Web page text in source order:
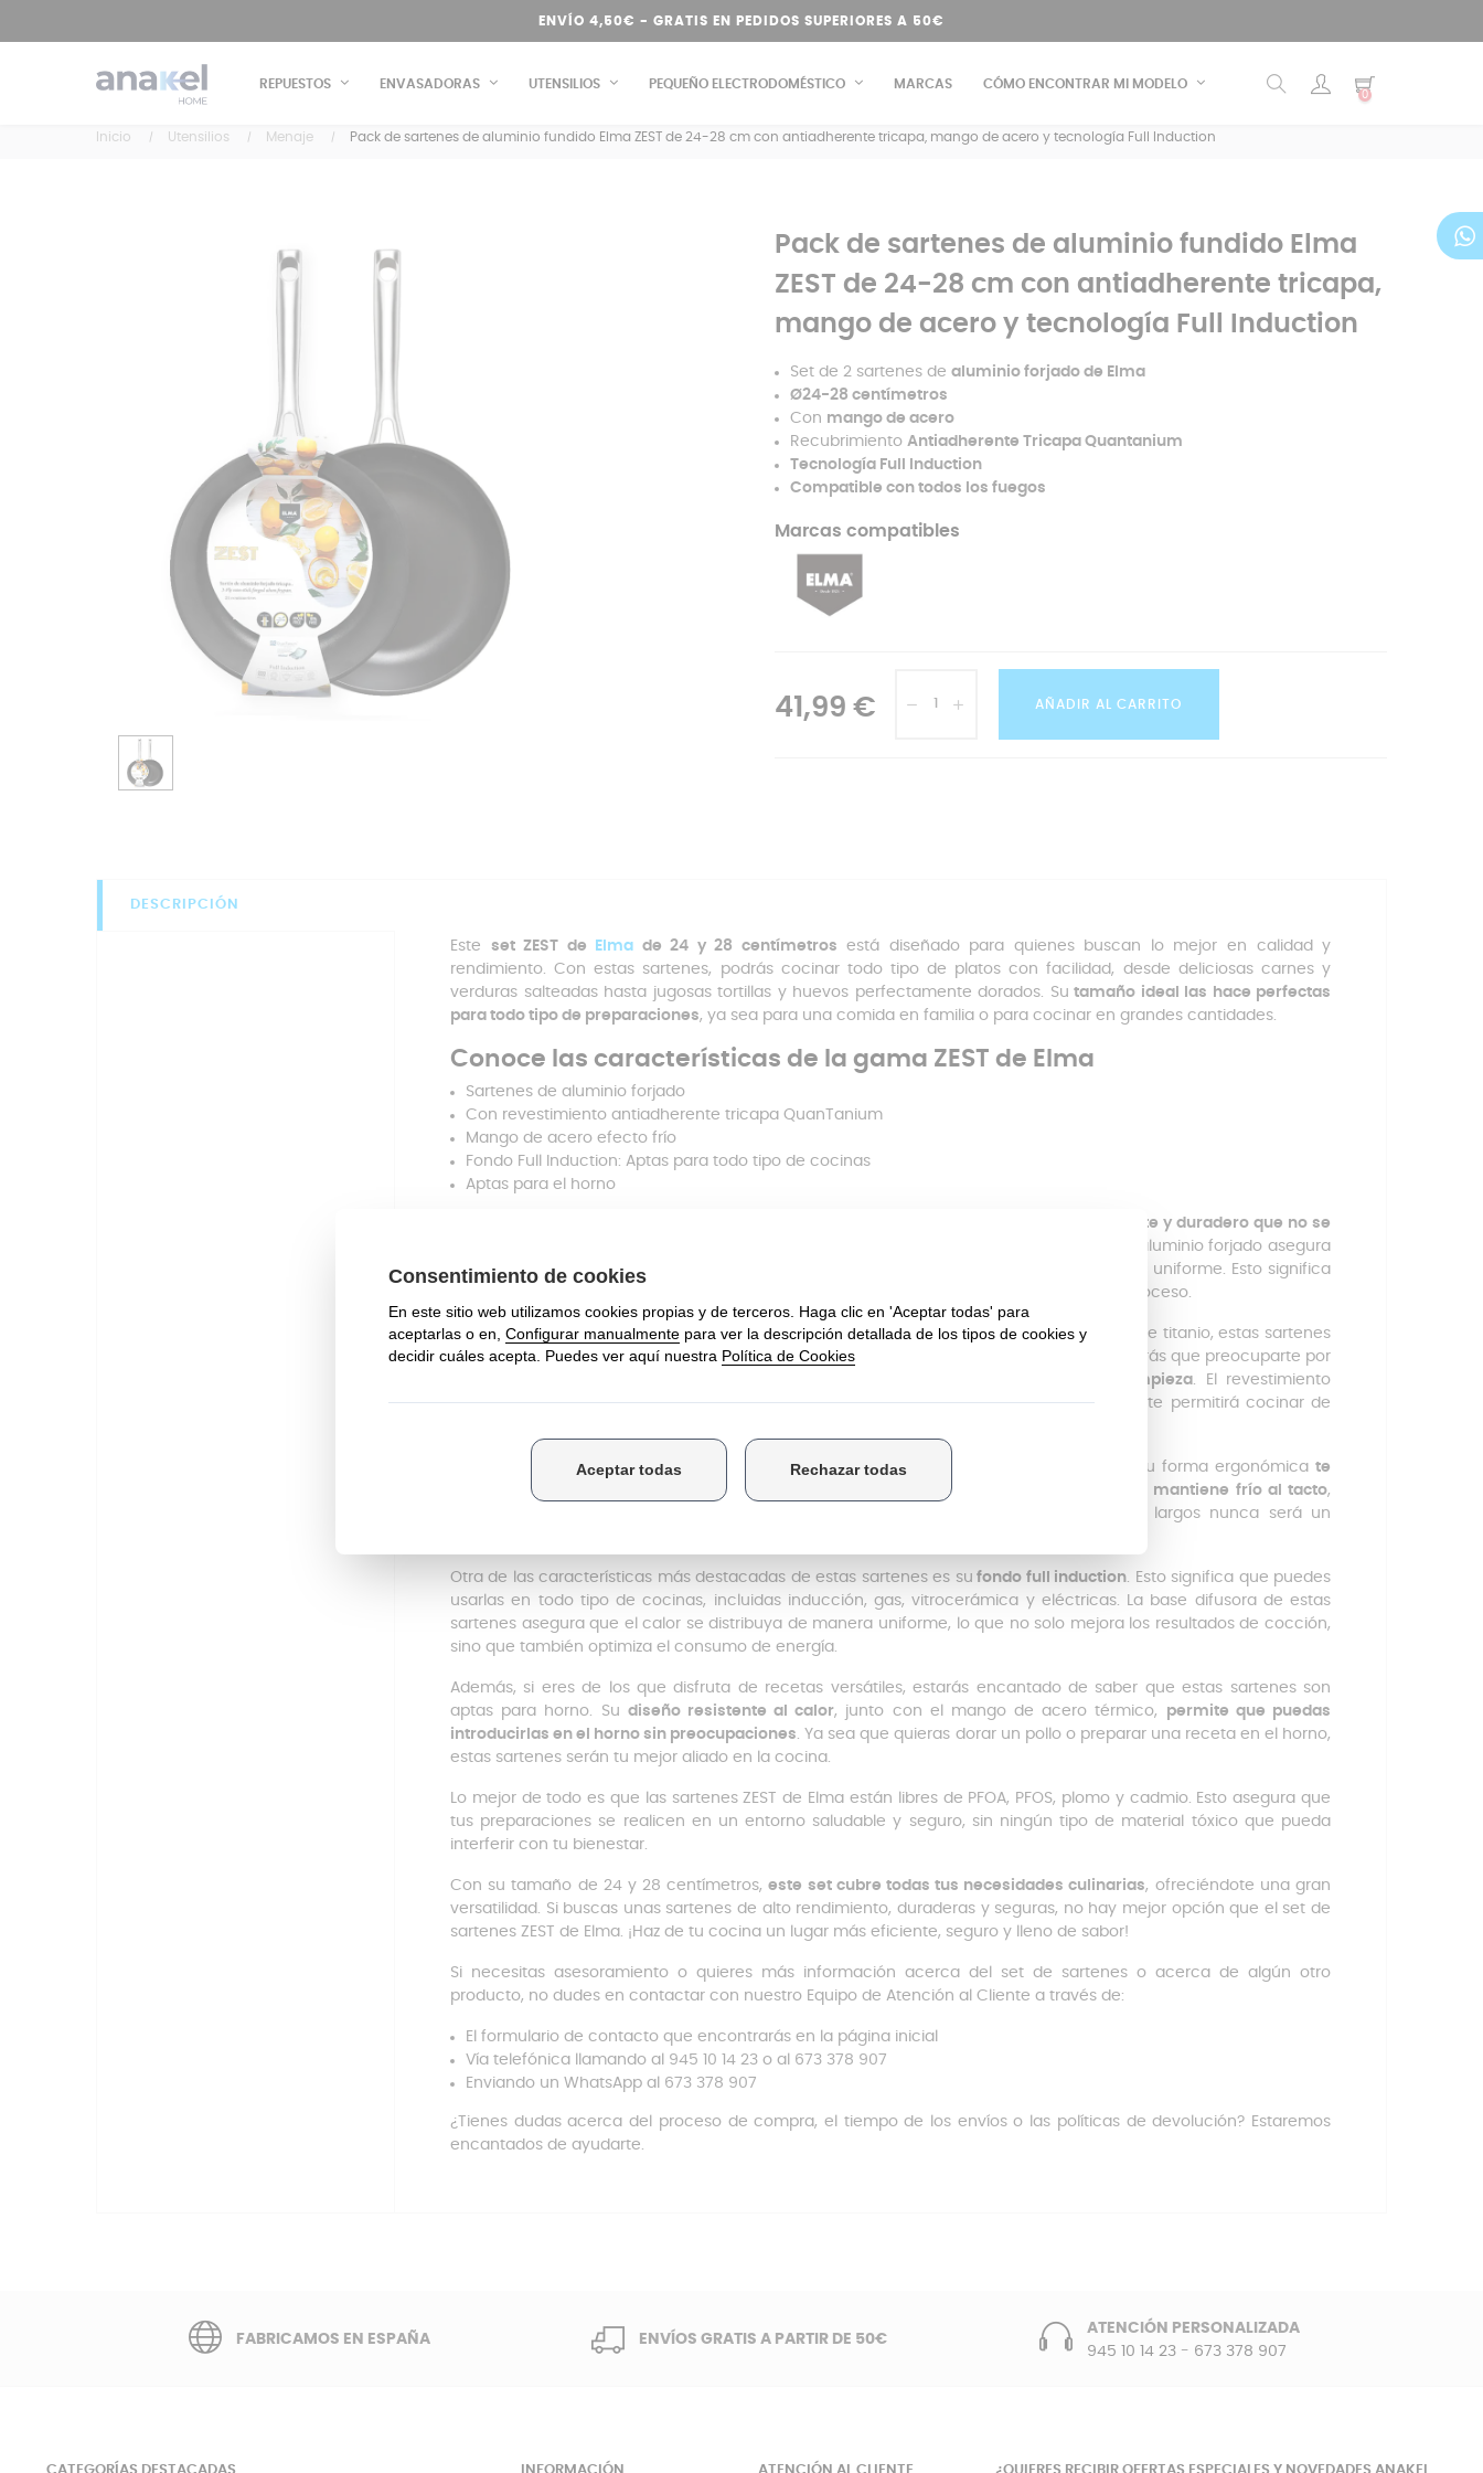
ENVÍO 4,50€ - GRATIS EN PEDIDOS SUPERIORES A 50€
REPUESTOS ENVASADORAS UTENSILIOS PEQUEÑO ELECTRODOMÉSTICO MARCAS CÓMO ENCONTRAR MI MODELO
0
Inicio Utensilios Menaje Pack de sartenes de aluminio fundido Elma ZEST de 24-28 cm con antiadherente tricapa, mango de acero y tecnología Full Induction
Pack de sartenes de aluminio fundido Elma
ZEST de 24-28 cm con antiadherente tricapa,
mango de acero y tecnología Full Induction
Set de 2 sartenes de aluminio forjado de Elma
Ø24-28 centímetros
Con mango de acero
Recubrimiento Antiadherente Tricapa Quantanium
Tecnología Full Induction
Compatible con todos los fuegos
Marcas compatibles
41,99 € AÑADIR AL CARRITO
DESCRIPCIÓN
Este set ZEST de Elma de 24 y 28 centímetros está diseñado para quienes buscan lo mejor en calidad y
rendimiento. Con estas sartenes, podrás cocinar todo tipo de platos con facilidad, desde deliciosas carnes y
verduras salteadas hasta jugosas tortillas y huevos perfectamente dorados. Su tamaño ideal las hace perfectas
para todo tipo de preparaciones, ya sea para una comida en familia o para cocinar en grandes cantidades.
Conoce las características de la gama ZEST de Elma
Sartenes de aluminio forjado
Con revestimiento antiadherente tricapa QuanTanium
Mango de acero efecto frío
Fondo Full Induction: Aptas para todo tipo de cocinas
Aptas para el horno
altamente resistente y duradero que no se
, incluso después de un uso intensivo y a altas temperaturas. El aluminio forjado asegura
que tus sartenes sean de lo más robustas, permitiendo una distribución del calor rápida y uniforme. Esto significa
que tu comida se cocinará de manera más eficiente, ahorrando tiempo y energía en el proceso.
Gracias a surevestimiento antiadherente tricapa QuanTanium, que incluye un refuerzo de titanio, estas sartenes
te ofrecen una superficie de cocción excepcionalmente duradera y resistente. Ya no tendrás que preocuparte por
no solo facilita la cocción, sino también la limpieza. El revestimiento
antiadherente garantiza que no necesitarás usar grandes cantidades de aceite, lo que te permitirá cocinar de
mango de acerode estas sartenes ha sido diseñado con tu comodidad en mente. Su forma ergonómicate
permitirá un agarre firme y seguro
mientras cocinas, y, lo mejor de todo, el mango se mantiene frío al tacto,
. Gracias a este detalle, cocinar durante períodos largos nunca será un
Otra de las características más destacadas de estas sartenes es su fondo full induction. Esto significa que puedes
usarlas en todo tipo de cocinas, incluidas inducción, gas, vitrocerámica y eléctricas. La base difusora de estas
sartenes asegura que el calor se distribuya de manera uniforme, lo que no solo mejora los resultados de cocción,
sino que también optimiza el consumo de energía.
Además, si eres de los que disfruta de recetas versátiles, estarás encantado de saber que estas sartenes son
aptas para horno. Su diseño resistente al calor, junto con el mango de acero térmico, permite que puedas
introducirlas en el horno sin preocupaciones. Ya sea que quieras dorar un pollo o preparar una receta en el horno,
estas sartenes serán tu mejor aliado en la cocina.
Lo mejor de todo es que las sartenes ZEST de Elma están libres de PFOA, PFOS, plomo y cadmio. Esto asegura que
tus preparaciones se realicen en un entorno saludable y seguro, sin ningún tipo de material tóxico que pueda
interferir con tu bienestar.
Con su tamaño de 24 y 28 centímetros,este set cubre todas tus necesidades culinarias, ofreciéndote una gran
versatilidad. Si buscas unas sartenes de alto rendimiento, duraderas y seguras, no hay mejor opción que el set de
sartenes ZEST de Elma. ¡Haz de tu cocina un lugar más eficiente, seguro y lleno de sabor!
Si necesitas asesoramiento o quieres más información acerca del set de sartenes o acerca de algún otro
producto, no dudes en contactar con nuestro Equipo de Atención al Cliente a través de:
El formulario de contacto que encontrarás en la página inicial
Vía telefónica llamando al 945 10 14 23 o al 673 378 907
Enviando un WhatsApp al 673 378 907
¿Tienes dudas acerca del proceso de compra, el tiempo de los envíos o las políticas de devolución? Estaremos
encantados de ayudarte.
FABRICAMOS EN ESPAÑA ENVÍOS GRATIS A PARTIR DE 50€
ATENCIÓN PERSONALIZADA
945 10 14 23 - 673 378 907